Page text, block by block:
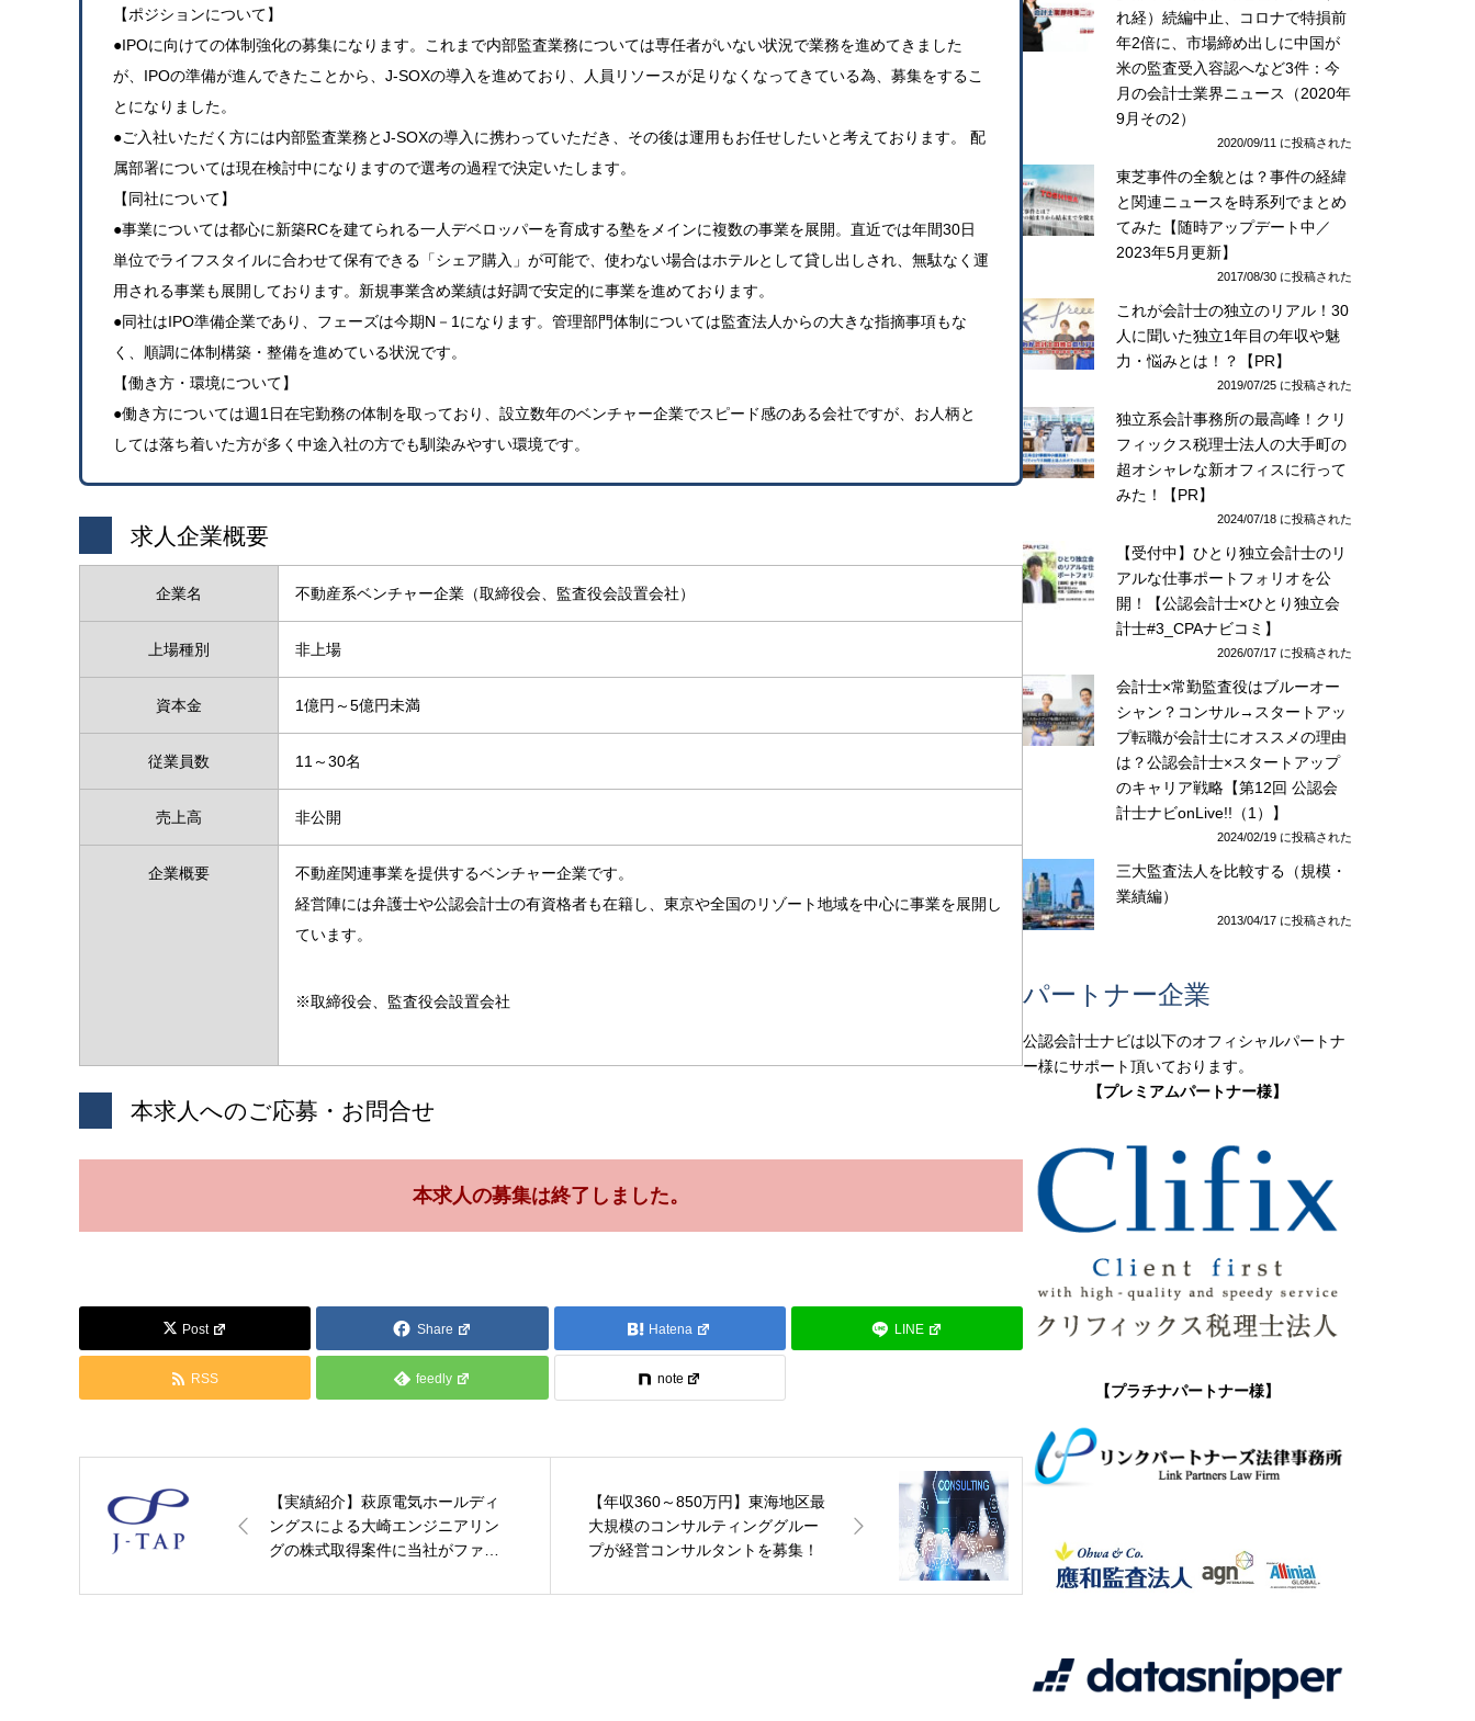
【ポジションについて】
●IPOに向けての体制強化の募集になります。これまで内部監査業務については専任者がいない状況で業務を進めてきました
が、IPOの準備が進んできたことから、J-SOXの導入を進めており、人員リソースが足りなくなってきている為、募集をするこ
とになりました。
●ご入社いただく方には内部監査業務とJ-SOXの導入に携わっていただき、その後は運用もお任せしたいと考えております。 配
属部署については現在検討中になりますので選考の過程で決定いたします。
【同社について】
●事業については都心に新築RCを建てられる一人デベロッパーを育成する塾をメインに複数の事業を展開。直近では年間30日
単位でライフスタイルに合わせて保有できる「シェア購入」が可能で、使わない場合はホテルとして貸し出しされ、無駄なく運
用される事業も展開しております。新規事業含め業績は好調で安定的に事業を進めております。
●同社はIPO準備企業であり、フェーズは今期N－1になります。管理部門体制については監査法人からの大きな指摘事項もな
く、順調に体制構築・整備を進めている状況です。
【働き方・環境について】
●働き方については週1日在宅勤務の体制を取っており、設立数年のベンチャー企業でスピード感のある会社ですが、お人柄と
しては落ち着いた方が多く中途入社の方でも馴染みやすい環境です。
求人企業概要
企業名 不動産系ベンチャー企業（取締役会、監査役会設置会社）
上場種別 非上場
資本金 1億円～5億円未満
従業員数 11～30名
売上高 非公開
企業概要
不動産関連事業を提供するベンチャー企業です。
経営陣には弁護士や公認会計士の有資格者も在籍し、東京や全国のリゾート地域を中心に事業を展開し
ています。
※取締役会、監査役会設置会社
本求人へのご応募・お問合せ
本求人の募集は終了しました。
Post Share Hatena LINE
RSS feedly note
【実績紹介】萩原電気ホールディ
ングスによる大崎エンジニアリン
グの株式取得案件に当社がファイ
関与いたしました：J-TAP
【年収360～850万円】東海地区最
大規模のコンサルティンググルー
プが経営コンサルタントを募集！
れ経）続編中止、コロナで特損前
年2倍に、市場締め出しに中国が
米の監査受入容認へなど3件：今
月の会計士業界ニュース（2020年
9月その2）
2020/09/11 に投稿された
東芝事件の全貌とは？事件の経緯
と関連ニュースを時系列でまとめ
てみた【随時アップデート中／
2023年5月更新】
2017/08/30 に投稿された
これが会計士の独立のリアル！30
人に聞いた独立1年目の年収や魅
力・悩みとは！？【PR】
2019/07/25 に投稿された
独立系会計事務所の最高峰！クリ
フィックス税理士法人の大手町の
超オシャレな新オフィスに行って
みた！【PR】
2024/07/18 に投稿された
【受付中】ひとり独立会計士のリ
アルな仕事ポートフォリオを公
開！【公認会計士×ひとり独立会
計士#3_CPAナビコミ】
2026/07/17 に投稿された
会計士×常勤監査役はブルーオー
シャン？コンサル→スタートアッ
プ転職が会計士にオススメの理由
は？公認会計士×スタートアップ
のキャリア戦略【第12回 公認会
計士ナビonLive!!（1）】
2024/02/19 に投稿された
三大監査法人を比較する（規模・
業績編）
2013/04/17 に投稿された
パートナー企業
公認会計士ナビは以下のオフィシャルパートナ
ー様にサポート頂いております。
【プレミアムパートナー様】
【プラチナパートナー様】